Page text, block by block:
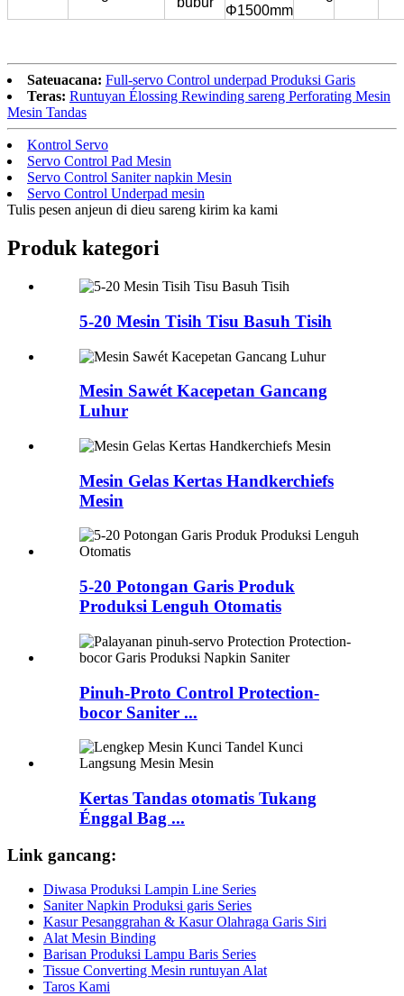
Φ1500mm
Sateuacana: Full-servo Control underpad Produksi Garis
Teras: Runtuyan Élossing Rewinding sareng Perforating Mesin
Mesin Tandas
Kontrol Servo
Servo Control Pad Mesin
Servo Control Saniter napkin Mesin
Servo Control Underpad mesin
Tulis pesen anjeun di dieu sareng kirim ka kami
Produk kategori
5-20 Mesin Tisih Tisu Basuh Tisih
Mesin Sawét Kacepetan Gancang
Luhur
Mesin Gelas Kertas Handkerchiefs
Mesin
5-20 Potongan Garis Produk
Produksi Lenguh Otomatis
Pinuh-Proto Control Protection-
bocor Saniter ...
Kertas Tandas otomatis Tukang
Énggal Bag ...
Link gancang:
Diwasa Produksi Lampin Line Series
Saniter Napkin Produksi garis Series
Kasur Pesanggrahan & Kasur Olahraga Garis Siri
Alat Mesin Binding
Barisan Produksi Lampu Baris Series
Tissue Converting Mesin runtuyan Alat
Taros Kami